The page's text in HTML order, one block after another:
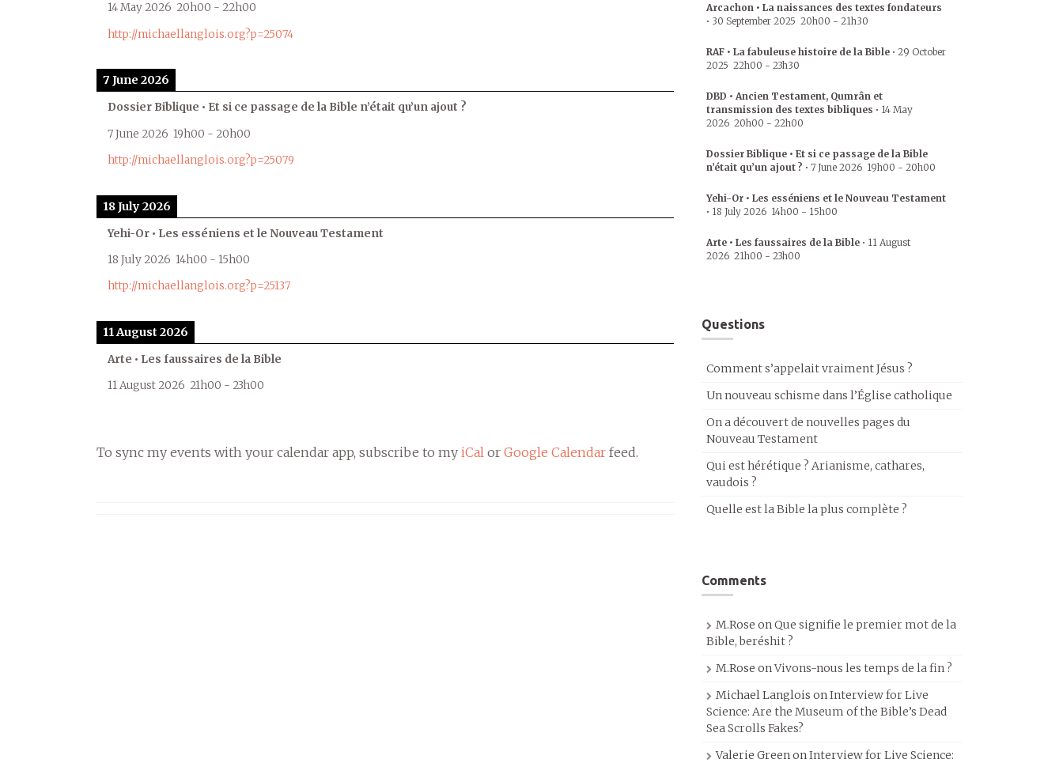
14 May 2026 20h00 - 22h00
http://michaellanglois.org?p=25074
7 June 2026
Dossier Biblique • Et si ce passage de la Bible n’était qu’un ajout ?
7 June 2026 19h00 - 20h00
http://michaellanglois.org?p=25079
18 July 2026
Yehi-Or • Les esséniens et le Nouveau Testament
18 July 2026 14h00 - 15h00
http://michaellanglois.org?p=25137
11 August 2026
Arte • Les faussaires de la Bible
11 August 2026 21h00 - 23h00
To sync my events with your calendar app, subscribe to my iCal or Google Calendar feed.
Arcachon • La naissances des textes fondateurs
• 30 September 2025 20h00 - 21h30
RAF • La fabuleuse histoire de la Bible • 29 October
2025 22h00 - 23h30
DBD • Ancien Testament, Qumrân et
transmission des textes bibliques • 14 May
2026 20h00 - 22h00
Dossier Biblique • Et si ce passage de la Bible
n’était qu’un ajout ? • 7 June 2026 19h00 - 20h00
Yehi-Or • Les esséniens et le Nouveau Testament
• 18 July 2026 14h00 - 15h00
Arte • Les faussaires de la Bible • 11 August
2026 21h00 - 23h00
Questions
Comment s’appelait vraiment Jésus ?
Un nouveau schisme dans l’Église catholique
On a découvert de nouvelles pages du
Nouveau Testament
Qui est hérétique ? Arianisme, cathares,
vaudois ?
Quelle est la Bible la plus complète ?
Comments
M.Rose onQue signifie le premier mot de la
Bible, beréshit ?
M.Rose onVivons-nous les temps de la fin ?
Michael Langlois onInterview for Live
Science: Are the Museum of the Bible’s Dead
Sea Scrolls Fakes?
Valerie GreenonInterview for Live Science: